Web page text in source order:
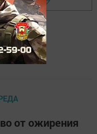
от ожирения